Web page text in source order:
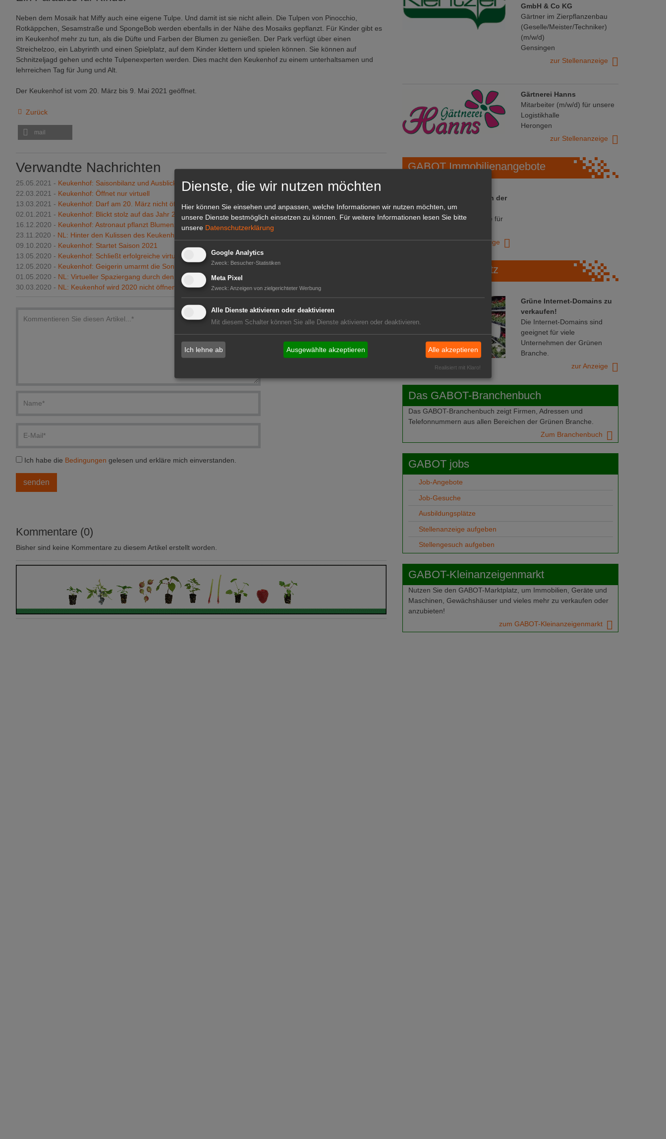
Neben dem Mosaik hat Miffy auch eine eigene Tulpe. Und damit ist sie nicht allein. Die Tulpen von Pinocchio,
Rotkäppchen, Sesamstraße und SpongeBob werden ebenfalls in der Nähe des Mosaiks gepflanzt. Für Kinder gibt es
im Keukenhof mehr zu tun, als die Düfte und Farben der Blumen zu genießen. Der Park verfügt über einen
Streichelzoo, ein Labyrinth und einen Spielplatz, auf dem Kinder klettern und spielen können. Sie können auf
Schnitzeljagd gehen und echte Tulpenexperten werden. Dies macht den Keukenhof zu einem unterhaltsamen und
lehrreichen Tag für Jung und Alt.
Der Keukenhof ist vom 20. März bis 9. Mai 2021 geöffnet.
Zurück
mail
Verwandte Nachrichten
25.05.2021 - Keukenhof: Saisonbilanz und Ausblick
22.03.2021 - Keukenhof: Öffnet nur virtuell
13.03.2021 - Keukenhof: Darf am 20. März nicht öffnen
02.01.2021 - Keukenhof: Blickt stolz auf das Jahr 2020 zurück
16.12.2020 - Keukenhof: Astronaut pflanzt Blumenzwiebeln
23.11.2020 - NL: Hinter den Kulissen des Keukenhofs
09.10.2020 - Keukenhof: Startet Saison 2021
13.05.2020 - Keukenhof: Schließt erfolgreiche virtuelle Saison ab
12.05.2020 - Keukenhof: Geigerin umarmt die Sonne
01.05.2020 - NL: Virtueller Spaziergang durch den Keukenhof
30.03.2020 - NL: Keukenhof wird 2020 nicht öffnen
Ich habe die Bedingungen gelesen und erkläre mich einverstanden.
Kommentare (0)
Bisher sind keine Kommentare zu diesem Artikel erstellt worden.
GmbH & Co KG
Gärtner im Zierpflanzenbau
(Geselle/Meister/Techniker)
(m/w/d)
Gensingen
zur Stellenanzeige
Gärtnerei Hanns
Mitarbeiter (m/w/d) für unsere
Logistikhalle
Herongen
zur Stellenanzeige
GABOT Immobilienangebote
1A-Lage, ihre Chance in der
grünen Branche
Repräsentative Immobilie für
zur Anzeige
GABOT Marktplatz
Grüne Internet-Domains zu
verkaufen!
Die Internet-Domains sind
geeignet für viele
Unternehmen der Grünen
Branche.
zur Anzeige
Das GABOT-Branchenbuch
Das GABOT-Branchenbuch zeigt Firmen, Adressen und
Telefonnummern aus allen Bereichen der Grünen Branche.
Zum Branchenbuch
GABOT jobs
Job-Angebote
Job-Gesuche
Ausbildungsplätze
Stellenanzeige aufgeben
Stellengesuch aufgeben
GABOT-Kleinanzeigenmarkt
Nutzen Sie den GABOT-Marktplatz, um Immobilien, Geräte und
Maschinen, Gewächshäuser und vieles mehr zu verkaufen oder
anzubieten!
zum GABOT-Kleinanzeigenmarkt
Dienste, die wir nutzen möchten
Hier können Sie einsehen und anpassen, welche Informationen wir nutzen möchten, um
unsere Dienste bestmöglich einsetzen zu können.
Für weitere Informationen lesen Sie bitte
unsere Datenschutzerklärung
Google Analytics
Zweck: Besucher-Statistiken
Meta Pixel
Zweck: Anzeigen von zielgerichteter Werbung
Alle Dienste aktivieren oder deaktivieren
Mit diesem Schalter können Sie alle Dienste aktivieren oder deaktivieren.
Ich lehne ab Ausgewählte akzeptieren Alle akzeptieren
Realisiert mit Klaro!